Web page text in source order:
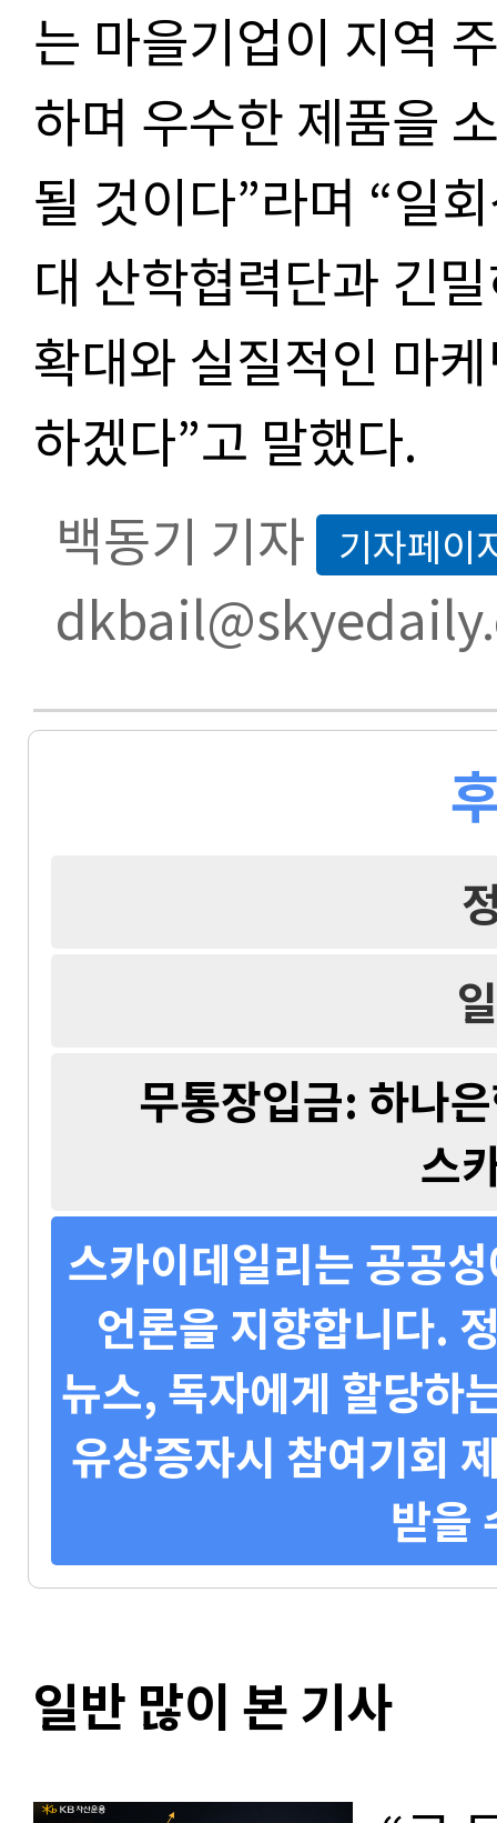
는 마을기업이 지역
하며 우수한 제품을
될 것이다”라며 “일
대 산학협력단과 긴
확대와 실질적인 마
하겠다”고 말했다.
백동기 기자 기자페이
무통장입금: 하나
스
스카이데일리는 공공
언론을 지향합니다.
뉴스, 독자에게 할당하
유상증자시 참여기회
받을
일반 많이 본 기사